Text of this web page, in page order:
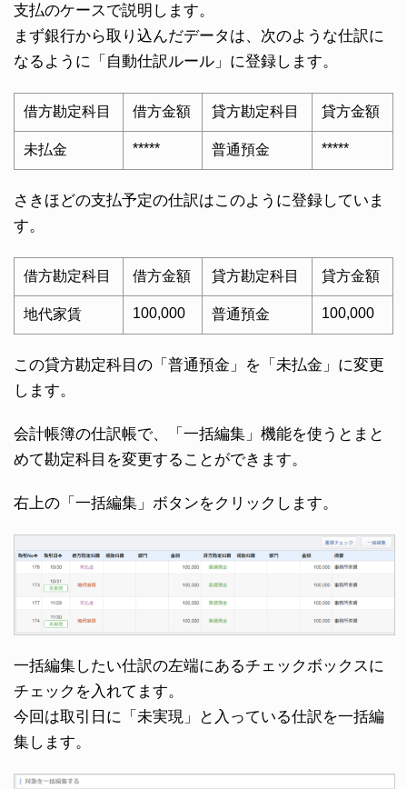
支払のケースで説明します。
まず銀行から取り込んだデータは、次のような仕訳に
なるように「自動仕訳ルール」に登録します。
借方勘定科目 借方金額 貸方勘定科目 貸方金額
未払金 ***** 普通預金 *****
さきほどの支払予定の仕訳はこのように登録していま
す。
借方勘定科目 借方金額 貸方勘定科目 貸方金額
地代家賃 100,000 普通預金 100,000
この貸方勘定科目の「普通預金」を「未払金」に変更
します。
会計帳簿の仕訳帳で、「一括編集」機能を使うとまと
めて勘定科目を変更することができます。
右上の「一括編集」ボタンをクリックします。
一括編集したい仕訳の左端にあるチェックボックスに
チェックを入れてます。
今回は取引日に「未実現」と入っている仕訳を一括編
集します。